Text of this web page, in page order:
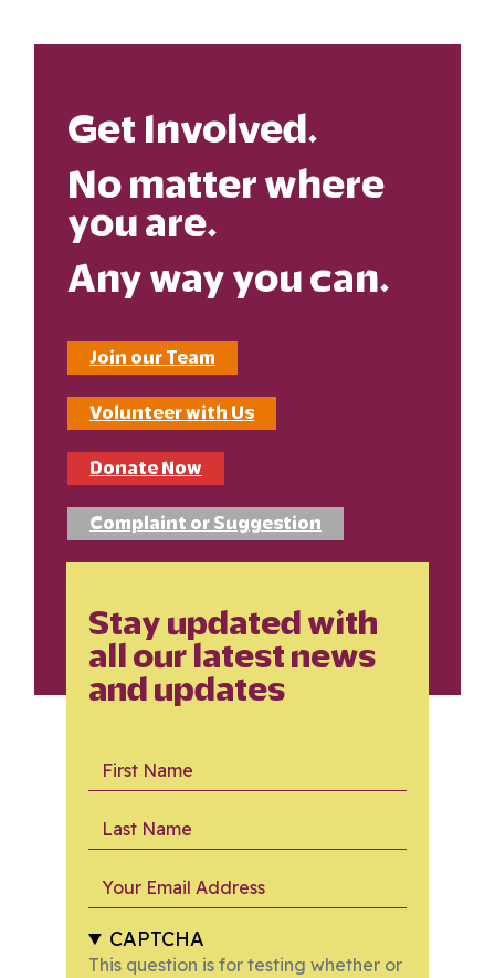
Get Involved.
No matter where
you are.
Any way you can.
Join our Team
Volunteer with Us
Donate Now
Complaint or Suggestion
Stay updated with
all our latest news
and updates
CAPTCHA
This question is for testing whether or